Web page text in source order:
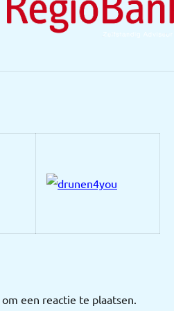
om een reactie te plaatsen.